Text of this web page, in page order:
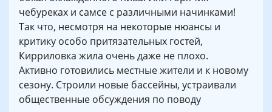
чебуреках и самсе с различными начинками!
Так что, несмотря на некоторые нюансы и
критику особо притязательных гостей,
Кирриловка жила очень даже не плохо.
Активно готовились местные жители и к новому
сезону. Строили новые бассейны, устраивали
общественные обсуждения по поводу